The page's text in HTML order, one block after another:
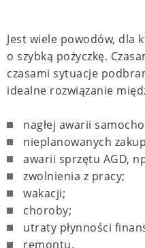
Jest wiele powodów, dla
o szybką pożyczkę.
czasami sytuacje
idealne rozwiązanie
nagłej awarii
nieplanowanych
awarii sprzętu AGD,
zwolnienia z pracy;
wakacji;
choroby;
utraty płynności
remontu.